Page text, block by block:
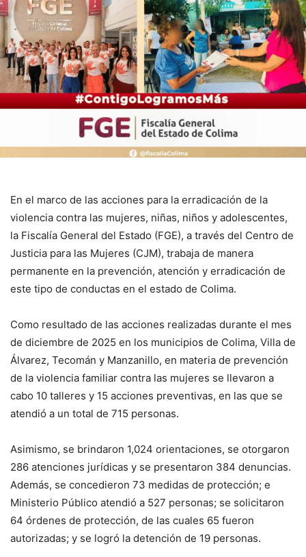
En el marco de las acciones para la erradicación de la
violencia contra las mujeres, niñas, niños y adolescentes,
la Fiscalía General del Estado (FGE), a través del Centro de
Justicia para las Mujeres (CJM), trabaja de manera
permanente en la prevención, atención y erradicación de
este tipo de conductas en el estado de Colima.
Como resultado de las acciones realizadas durante el mes
de diciembre de 2025 en los municipios de Colima, Villa de
Álvarez, Tecomán y Manzanillo, en materia de prevención
de la violencia familiar contra las mujeres se llevaron a
cabo 10 talleres y 15 acciones preventivas, en las que se
atendió a un total de 715 personas.
Asimismo, se brindaron 1,024 orientaciones, se otorgaron
286 atenciones jurídicas y se presentaron 384 denuncias.
Además, se concedieron 73 medidas de protección; e
Ministerio Público atendió a 527 personas; se solicitaron
64 órdenes de protección, de las cuales 65 fueron
autorizadas; y se logró la detención de 19 personas.